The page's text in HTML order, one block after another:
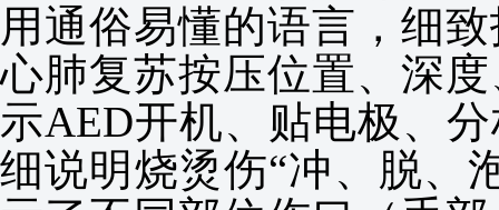
用通俗易懂的语言，细
心肺复苏按压位置、深
示AED开机、贴电极、
细说明烧烫伤“冲、脱、